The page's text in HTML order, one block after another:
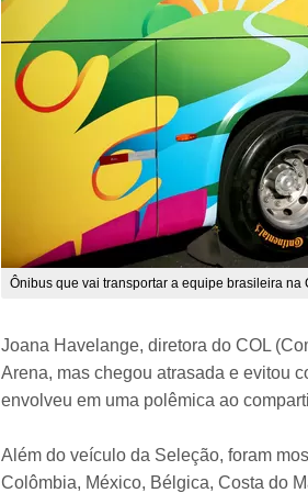
Ônibus que vai transportar a equipe brasileira
Joana Havelange, diretora do COL
Arena, mas chegou atrasada e evitou
envolveu em uma polêmica ao
Além do veículo da Seleção, foram
Colômbia, México, Bélgica, Costa do